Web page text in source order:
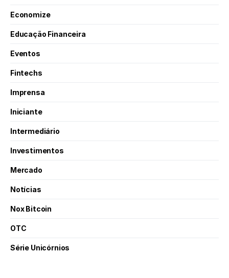
Economize
Educação Financeira
Eventos
Fintechs
Imprensa
Iniciante
Intermediário
Investimentos
Mercado
Notícias
Nox Bitcoin
OTC
Série Unicórnios